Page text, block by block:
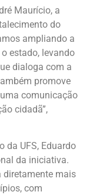
Maurício, a
do
ampliando a
estado, levando
dialoga com a
promove
comunicação
cidadã”,
da UFS, Eduardo
da iniciativa.
diretamente mais
com